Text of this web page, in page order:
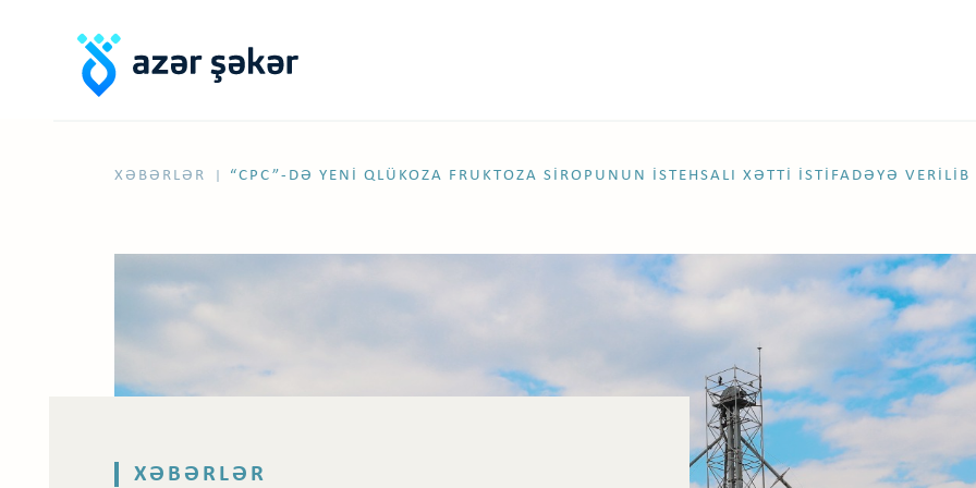
XƏBƏRLƏR “CPC”-DƏ YENI QLÜKOZA FRUKTOZA SIROPUNUN ISTEHSALI XƏTTI ISTIFADƏYƏ VERILIB
XƏBƏRLƏR